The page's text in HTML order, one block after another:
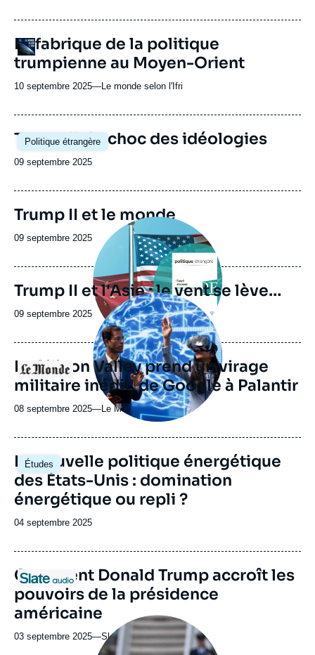
journal,
ou
émission
Logo
URL
de
Spotify
La fabrique de la politique
trumpienne au Moyen-Orient
10 septembre 2025—Nom
journal,
ou
Le monde selon l'Ifri
Politique étrangère
Image
principale
Trump II : le choc des idéologies
Date
publication
09 septembre 2025
Image
de
couverture
de
publication
Trump II et le monde
Date
publication
09 septembre 2025
Image
principale
Trump II et l'Asie : le vent se lève…
Date
publication
09 septembre 2025
Logo
Image
principale
médiatique
La Silicon Valley prend un virage
militaire inédit, de Google à Palantir
08 septembre 2025—Nom
journal,
ou
émission
Le Monde
Études
Image
principale
La nouvelle politique énergétique
des États-Unis : domination
énergétique ou repli ?
Date
publication
04 septembre 2025
Logo
URL
de
Spotify
Comment Donald Trump accroît les
pouvoirs de la présidence
américaine
03 septembre 2025—Nom
du
Slate
Image
principale
médiatique